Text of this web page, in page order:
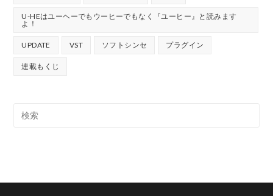
U-HEはユーヘーでもウーヒーでもなく『ユーヒー』と読みます
よ！
UPDATE VST ソフトシンセ プラグイン
連載もくじ